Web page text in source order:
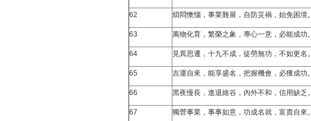
62 煩悶懊惱，事業難展，自防災禍，始免困境。
63 萬物化育，繁榮之象，專心一意，必能成功。
64 見異思遷，十九不成，徒勞無功，不如更名。
65 吉運自來，能享盛名，把握機會，必獲成功。
66 黑夜慢長，進退維谷，內外不和，信用缺乏。
67 獨營事業，事事如意，功成名就，富貴自來。